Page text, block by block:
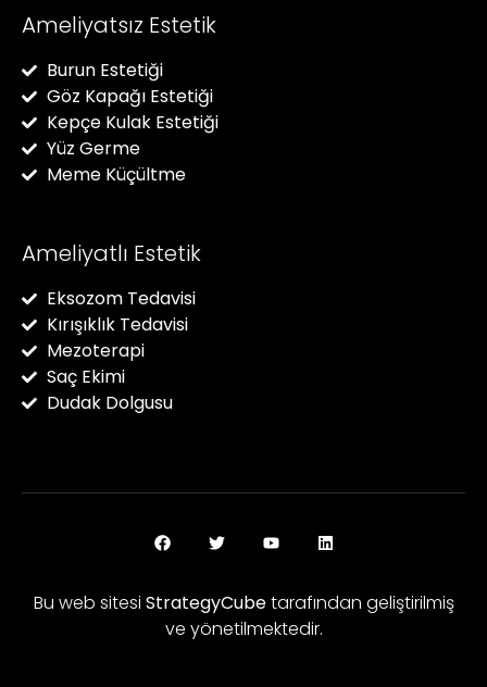
Ameliyatsız Estetik
Burun Estetiği
Göz Kapağı Estetiği
Kepçe Kulak Estetiği
Yüz Germe
Meme Küçültme
Ameliyatlı Estetik
Eksozom Tedavisi
Kırışıklık Tedavisi
Mezoterapi
Saç Ekimi
Dudak Dolgusu
Bu web sitesi StrategyCubetarafından geliştirilmiş
ve yönetilmektedir.